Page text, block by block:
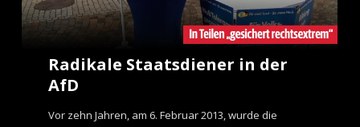
Radikale Staatsdiener in der
AfD
Vor zehn Jahren, am 6. Februar 2013, wurde die